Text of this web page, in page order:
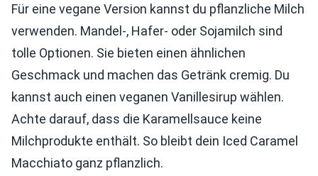
Für eine vegane Version kannst du pflanzliche Milch
verwenden. Mandel-, Hafer- oder Sojamilch sind
tolle Optionen. Sie bieten einen ähnlichen
Geschmack und machen das Getränk cremig. Du
kannst auch einen veganen Vanillesirup wählen.
Achte darauf, dass die Karamellsauce keine
Milchprodukte enthält. So bleibt dein Iced Caramel
Macchiato ganz pflanzlich.